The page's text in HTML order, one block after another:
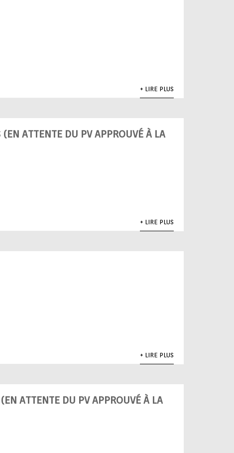
+ LIRE PLUS
ATTENTE DU PV APPROUVÉ À LA
+ LIRE PLUS
+ LIRE PLUS
ATTENTE DU PV APPROUVÉ À LA